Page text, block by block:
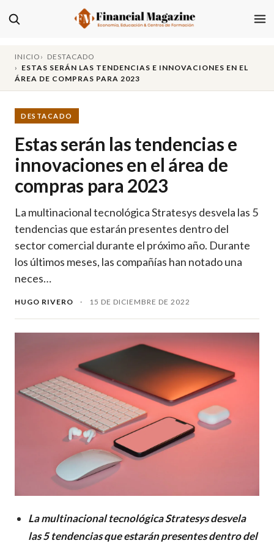
INICIO
DESTACADO
ESTAS SERÁN LAS TENDENCIAS E INNOVACIONES EN EL
ÁREA DE COMPRAS PARA 2023
DESTACADO
Estas serán las tendencias e
innovaciones en el área de
compras para 2023
La multinacional tecnológica Stratesys desvela las 5
tendencias que estarán presentes dentro del
sector comercial durante el próximo año. Durante
los últimos meses, las compañías han notado una
neces…
HUGO RIVERO · 15 DE DICIEMBRE DE 2022
La multinacional tecnológica Stratesys desvela
las 5 tendencias que estarán presentes dentro del